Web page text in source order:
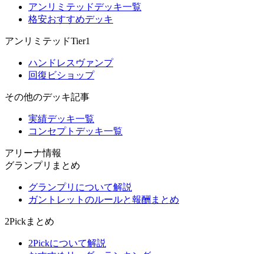
アンリミテッドデッキ一覧
格安おすすめデッキ
アンリミテッドTier1
ハンドレスヴァンプ
回復ビショップ
その他のデッキ記事
実績デッキ一覧
コンセプトデッキ一覧
アリーナ情報
グランプリまとめ
グランプリについて解説
ガントレットのルールと報酬まとめ
2Pickまとめ
2Pickについて解説